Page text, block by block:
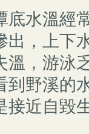
底水溫經
出，上下
溫，游泳
到野溪的
接近自毀